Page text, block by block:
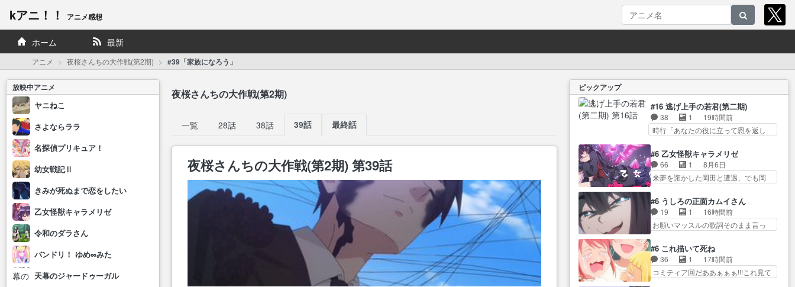
kアニ！！ アニメ感想
ホーム 最新
アニメ 夜桜さんちの大作戦(第2期) #39「家族になろう」
放映中アニメ
ヤニねこ
さよならララ
名探偵プリキュア！
幼女戦記Ⅱ
きみが死ぬまで恋をしたい
乙女怪獣キャラメリゼ
令和のダラさん
バンドリ！ ゆめ∞みた
天幕のジャードゥーガル
夜桜さんちの大作戦(第2期)
一覧 28話 38話 39話 最終話
夜桜さんちの大作戦(第2期) 第39話
ピックアップ
#16 逃げ上手の若君(第二期)
38 1
19時間前
時行「あなたの役に立って恩を返し
ただろと言われると返… このア
ニメの演出、同じCloverWor… 貞
宗の思考を読み切れなかったのは、
経験の… 信濃仮面いったい誰な
ったり将棋だったり、諏訪神党の三
大… ・これ罠じゃないの？・砦
を捨てるって同盟… 合戦におけ
山… 薄々思ってたけど実写パー
トに対する熱意が… 亜也子ちゃ
ん面白い親父さんが無事で良かっ…
#6 乙女怪獣キャラメリゼ
66 1
8月6日
来夢を誑かした岡田と遭遇、でも岡
か見てなかったと気付き… みん
なからのメイク道具が、らいりーさ
んを… らいりーの影響で理想に
向けて努力する黒絵… コングと
友… らいりーが己のルッキズム
と相対する話とし… らいりーさ
んが容姿の美醜でしか人を見な
#6 うしろの正面カムイさん
19 1
16時間前
お願いマッスルの歌詞そのまま言っ
した～バタバタしてて… 霊を大
量に成仏させた ジェットババアの
亜… 1日で6人は流石絶倫カムイ
婆もしっかり抱… 今回は交通悪
#6 これ描いて死ね
36 1
17時間前
コミティア回だああぁぁぁ!!!これ見て